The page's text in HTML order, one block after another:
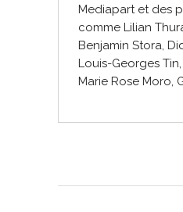
Mediapart et des
comme Lilian
Benjamin Stora,
Louis-Georges
Marie Rose Moro,